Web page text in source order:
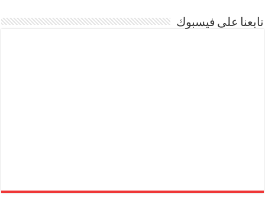
تابعنا على فيسبوك